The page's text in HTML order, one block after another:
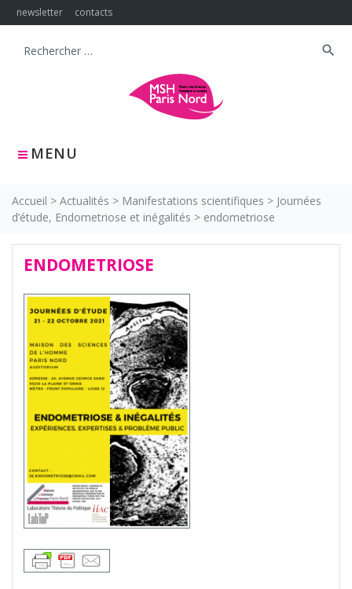
Skip
to
newsletter contacts
MENU
Search
search
Accueil > Actualités > Manifestations scientifiques > Journées
d’étude, Endometriose et inégalités > endometriose
ENDOMETRIOSE